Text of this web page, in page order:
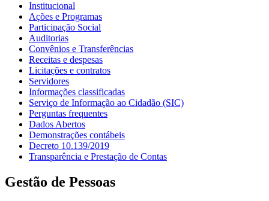
Institucional
Ações e Programas
Participação Social
Auditorias
Convênios e Transferências
Receitas e despesas
Licitações e contratos
Servidores
Informações classificadas
Serviço de Informação ao Cidadão (SIC)
Perguntas frequentes
Dados Abertos
Demonstrações contábeis
Decreto 10.139/2019
Transparência e Prestação de Contas
Gestão de Pessoas